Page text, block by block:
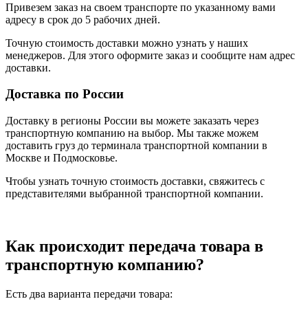
Привезем заказ на своем транспорте по указанному вами
адресу в срок до 5 рабочих дней.
Точную стоимость доставки можно узнать у наших
менеджеров. Для этого оформите заказ и сообщите нам адрес
доставки.
Доставка по России
Доставку в регионы России вы можете заказать через
транспортную компанию на выбор. Мы также можем
доставить груз до терминала транспортной компании в
Москве и Подмосковье.
Чтобы узнать точную стоимость доставки, свяжитесь с
представителями выбранной транспортной компании.
Как происходит передача товара в
транспортную компанию?
Есть два варианта передачи товара: